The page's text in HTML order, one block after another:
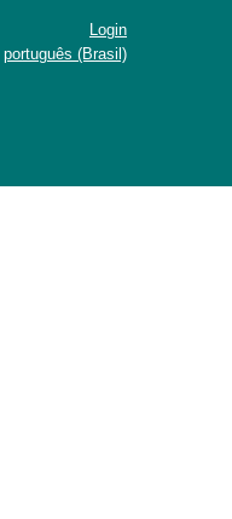
Login
português (Brasil)